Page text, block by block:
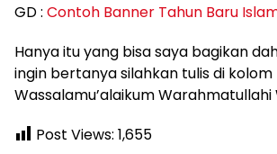
GD : Contoh Banner Tahun Baru
Hanya itu yang bisa saya bagikan
ingin bertanya silahkan tulis di
Wassalamu’alaikum
Post Views: 1,655